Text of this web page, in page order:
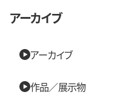
アーカイブ
アーカイブ
作品／展示物